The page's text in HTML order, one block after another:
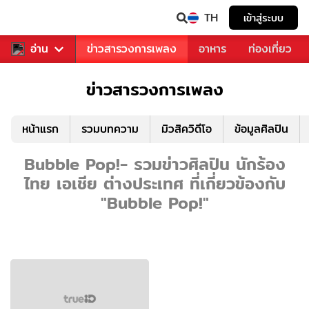
TH เข้าสู่ระบบ
อ่าน
ข่าวบันเทิง ข่าวสารวงการเพลง อาหาร ท่องเที่ยว
ข่าวสารวงการเพลง
หน้าแรก รวมบทความ มิวสิควิดีโอ ข้อมูลศิลปิน
Bubble Pop!- รวมข่าวศิลปิน นักร้อง
ไทย เอเชีย ต่างประเทศ ที่เกี่ยวข้องกับ
"Bubble Pop!"